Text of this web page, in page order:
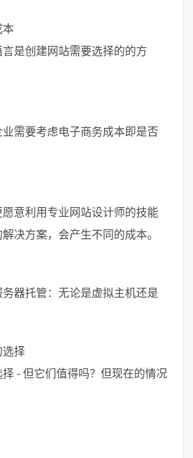
本
是创建网站需要选择的的方
需要考虑电子商务成本即是否
意利用专业网站设计师的技能
决方案，会产生不同的成本。
器托管：无论是虚拟主机还是
选择
- 但它们值得吗？但现在的情况